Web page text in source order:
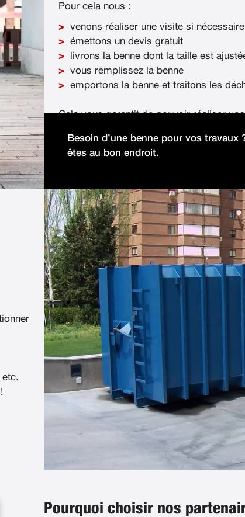
Pour cela nous :
venons réaliser une visite si nécessaire
émettons un devis gratuit
livrons la benne dont la taille est
vous remplissez la benne
emportons la benne et traitons les
Cela vous garantit de pouvoir réaliser
Besoin d’une benne pour vos travaux
êtes au bon endroit.
etc.
Pourquoi choisir nos